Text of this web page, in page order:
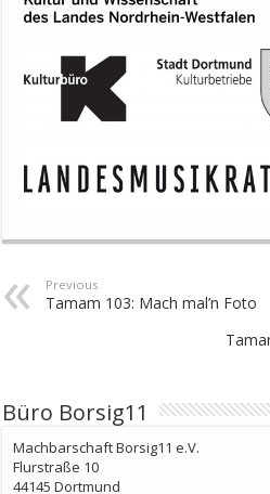
Previous
Tamam 103: Mach mal’n Foto
Büro Borsig11
Machbarschaft Borsig11 e.V.
Flurstraße 10
44145 Dortmund